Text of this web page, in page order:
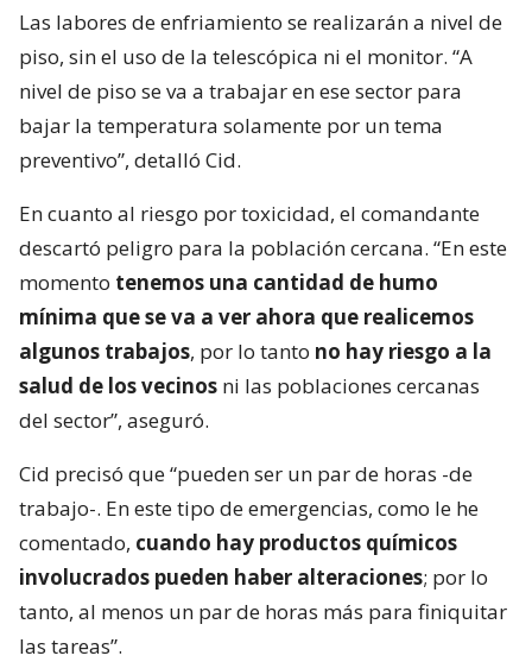
Las labores de enfriamiento se realizarán a nivel de
piso, sin el uso de la telescópica ni el monitor. “A
nivel de piso se va a trabajar en ese sector para
bajar la temperatura solamente por un tema
preventivo”, detalló Cid.
En cuanto al riesgo por toxicidad, el comandante
descartó peligro para la población cercana. “En este
momento tenemos una cantidad de humo
mínima que se va a ver ahora que realicemos
algunos trabajos, por lo tanto no hay riesgo a la
salud de los vecinos ni las poblaciones cercanas
del sector”, aseguró.
Cid precisó que “pueden ser un par de horas -de
trabajo-. En este tipo de emergencias, como le he
comentado, cuando hay productos químicos
involucrados pueden haber alteraciones; por lo
tanto, al menos un par de horas más para finiquitar
las tareas”.